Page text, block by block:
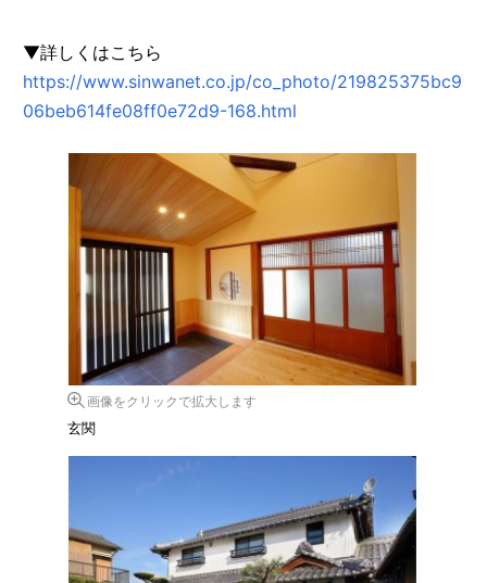
▼詳しくはこちら
https://www.sinwanet.co.jp/co_photo/219825375bc9
06beb614fe08ff0e72d9-168.html
画像をクリックで拡大します
玄関